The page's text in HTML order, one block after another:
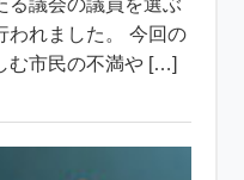
る議会の議員を選ぶ
われました。 今回の
む市民の不満や […]